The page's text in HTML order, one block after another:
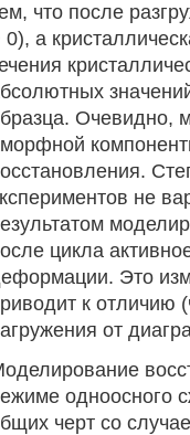
что после
0), а
Очевидно,
не
цикла
Это
к отличию
от
одноосного
черт со